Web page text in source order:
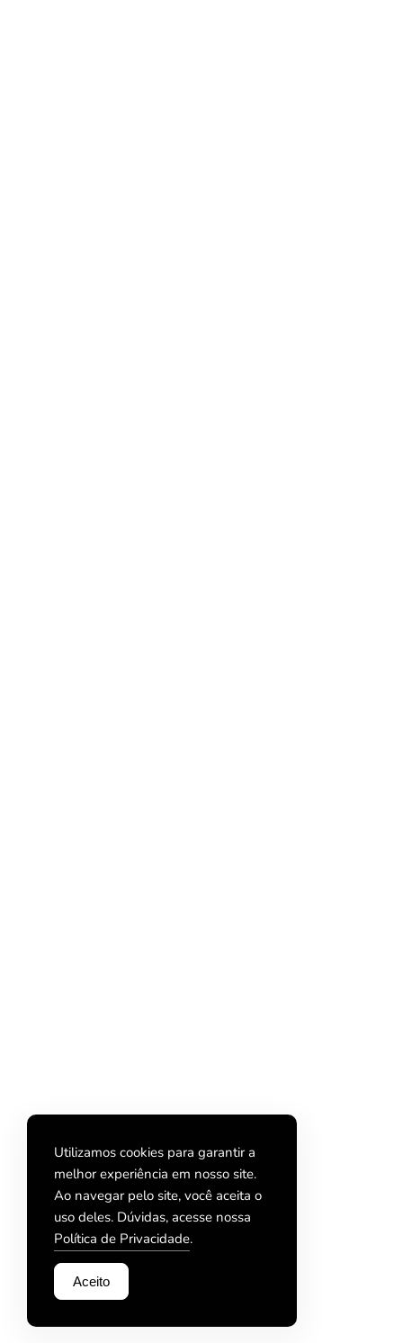
Utilizamos cookies para garantir a
melhor experiência em nosso site.
Ao navegar pelo site, você aceita o
uso deles. Dúvidas, acesse nossa
Política de Privacidade.
Aceito